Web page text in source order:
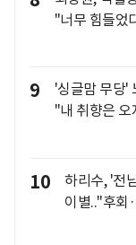
"너무 힘들었
9
'싱글맘 무당'
"내 취향은 오
10
하리수, '전
이별.."후회